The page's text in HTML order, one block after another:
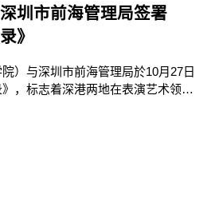
圳市前海管理局签署
》
）与深圳市前海管理局於10月27日
，标志着深港两地在表演艺术领域
出合作机制、构建艺术人才协同培